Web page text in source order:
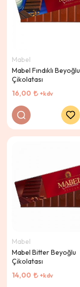
Mabel
Mabel Fındıklı Beyoğlu
Çikolatası
16,00
+kdv
Mabel
Mabel Bitter Beyoğlu
Çikolatası
14,00
+kdv